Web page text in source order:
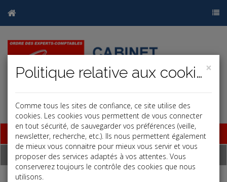
Base documentaire
Dépêches
×
Politique relative aux cookies
Comme tous les sites de confiance, ce site utilise des
cookies. Les cookies vous permettent de vous connecter
en tout sécurité, de sauvegarder vos préférences (veille,
newsletter, recherche, etc.). Ils nous permettent également
de mieux vous connaitre pour mieux vous servir et vous
proposer des services adaptés à vos attentes. Vous
conserverez toujours le contrôle des cookies que nous
utilisons.